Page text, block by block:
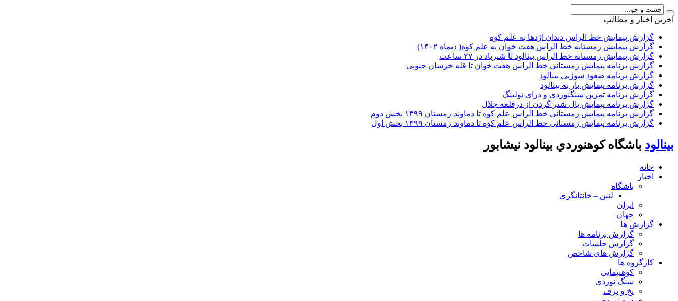
آخرين اخبار و مطالب
گزارش پیمایش خط الراس دندان اژدها به علم کوه
گزارش پیمایش زمستانه خط الراس هفت خوان به علم کوه( دیماه ۱۴۰۲)
گزارش پیمایش زمستانه خط الراس بینالود تا شیرباد در ۲۷ ساعت
گزارش برنامه پیمایش زمستانی خط الراس هفت خوان تا قله خرسان جنوبی
گزارش برنامه صعود سوزنی بینالود
گزارش برنامه پیمایش بار به بینالود
گزارش برنامه تمرین سنگنوردی و درای تولینگ
گزارش برنامه پیمایش یال شتر گردن از درقلعه جلال
گزارش برنامه پیمایش زمستانی خط الراس علم کوه تا دماوند زمستان ۱۳۹۹ بخش دوم
گزارش برنامه پیمایش زمستانی خط الراس علم کوه تا دماوند زمستان ۱۳۹۹ بخش اول
بينالود باشگاه كوهنوردي بينالود نيشابور
خانه
اخبار
باشگاه
لنین – خانتانگری
ایران
جهان
گزارش ها
گزارش برنامه ها
گزارش جلسات
گزارش های شاخص
کارگروه ها
کوهپیمایی
سنگ نوردی
یخ و برف